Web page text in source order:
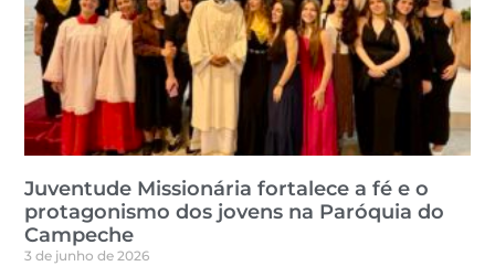
Juventude Missionária fortalece a fé e o
protagonismo dos jovens na Paróquia do
Campeche
3 de junho de 2026